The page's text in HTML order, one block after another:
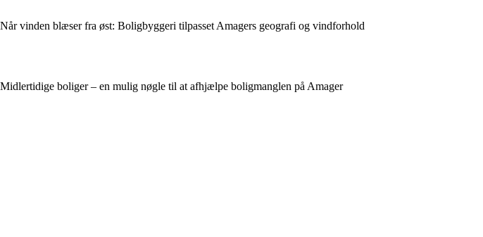
Når vinden blæser fra øst: Boligbyggeri tilpasset Amagers geografi og vindforhold
Midlertidige boliger – en mulig nøgle til at afhjælpe boligmanglen på Amager